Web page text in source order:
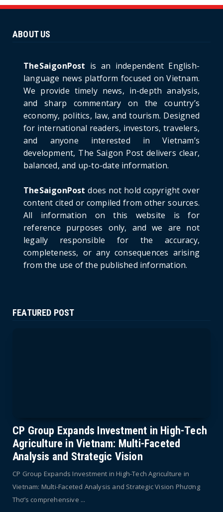
Ninh Bride Re-enacts...
Project: An Analysi...
June 21, 2026
HOTNEWS
Detailed Analysis of the Cooling-off Period
Law in Timeshare...
June 21, 2026
HOTNEWS
Prime Minister Lê Minh Hưng’s Visit to
Russia: A New Step Fo...
HOTNEWS
Politburo: Strictly Handle Acts of Using
Pirated Software, C...
June 21, 2026
ABOUT US
TheSaigonPost is an independent English-
language news platform focused on Vietnam.
We provide timely news, in-depth analysis,
and sharp commentary on the country’s
economy, politics, law, and tourism. Designed
for international readers, investors, travelers,
and anyone interested in Vietnam’s
development, The Saigon Post delivers clear,
balanced, and up-to-date information.
TheSaigonPost does not hold copyright over
content cited or compiled from other sources.
All information on this website is for
reference purposes only, and we are not
legally responsible for the accuracy,
completeness, or any consequences arising
from the use of the published information.
FEATURED POST
CP Group Expands Investment in High-Tech
Agriculture in Vietnam: Multi-Faceted
Analysis and Strategic Vision
CP Group Expands Investment in High-Tech Agriculture in
Vietnam: Multi-Faceted Analysis and Strategic Vision Phương
Thơ’s comprehensive ...